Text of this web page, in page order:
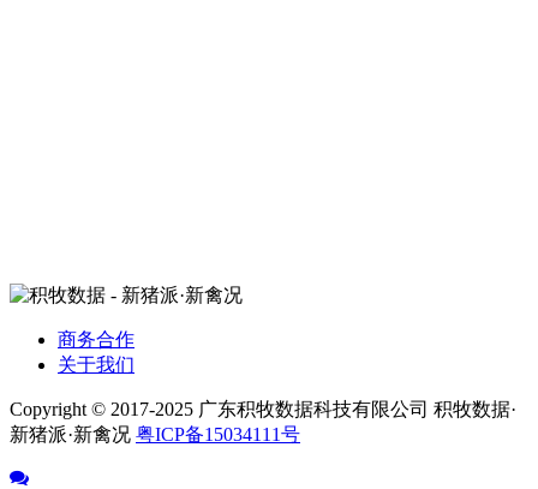
商务合作
关于我们
Copyright © 2017-2025 广东积牧数据科技有限公司 积牧数据·
新猪派·新禽况 粤ICP备15034111号